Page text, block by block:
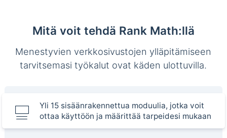
Mitä voit tehdä Rank Math:llä
Menestyvien verkkosivustojen ylläpitämiseen
tarvitsemasi työkalut ovat käden ulottuvilla.
Yli 15 sisäänrakennettua moduulia, jotka voit
ottaa käyttöön ja määrittää tarpeidesi mukaan